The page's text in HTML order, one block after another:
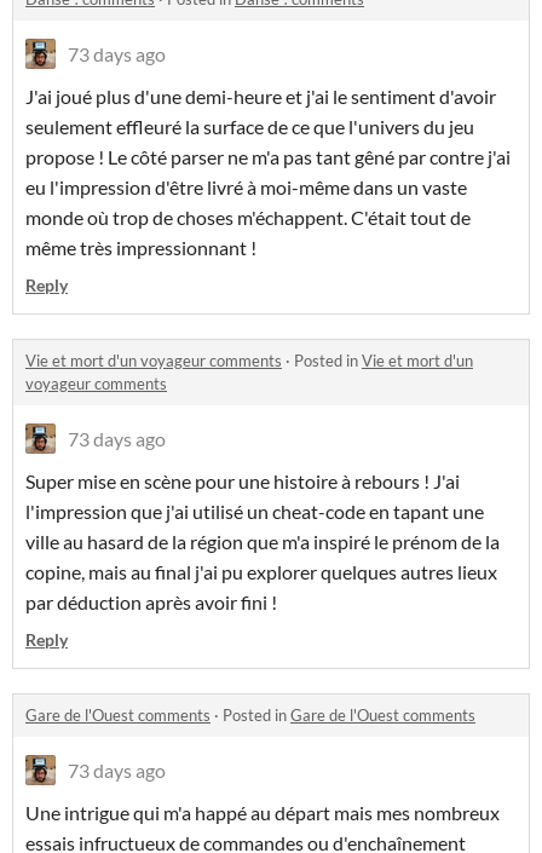
73 days ago
J'ai joué plus d'une demi-heure et j'ai le sentiment d'avoir
seulement effleuré la surface de ce que l'univers du jeu
propose ! Le côté parser ne m'a pas tant gêné par contre j'ai
eu l'impression d'être livré à moi-même dans un vaste
monde où trop de choses m'échappent. C'était tout de
même très impressionnant !
Reply
Vie et mort d'un voyageur comments · Posted inVie et mort d'un
voyageur comments
73 days ago
Super mise en scène pour une histoire à rebours ! J'ai
l'impression que j'ai utilisé un cheat-code en tapant une
ville au hasard de la région que m'a inspiré le prénom de la
copine, mais au final j'ai pu explorer quelques autres lieux
par déduction après avoir fini !
Reply
Gare de l'Ouest comments · Posted inGare de l'Ouest comments
73 days ago
Une intrigue qui m'a happé au départ mais mes nombreux
essais infructueux de commandes ou d'enchaînement